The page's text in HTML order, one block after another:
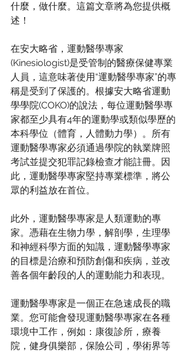
什麼，做什麼。這篇文章將為您提供概
述！
在安大略省，運動醫學專家
(Kinesiologist)是受管制的醫療保健專業
人員，這意味著使用“運動醫學專家”的專
稱是受到了保護的。根據安大略省運動
學學院(COKO)的說法，每位運動醫學專
家都至少具有4年的運動學或類似學歷的
本科學位（體育，人體動力學）。所有
運動醫學專家必須通過學院的執業牌照
考試並提交犯罪記錄檢查才能註冊。因
此，運動醫學專家堅持專業標準，將公
眾的利益放在首位。
此外，運動醫學專家是人類運動的專
家。憑藉在生物力學，解剖學，生理學
和神經科學方面的知識，運動醫學專家
的目標是治療和預防創傷和疾病，並改
善各個年齡段的人的運動能力和表現。
運動醫學專家是一個正在急速成長的職
業。您可能會發現運動醫學專家在各種
環境中工作，例如：康復診所，療養
院，健身俱樂部，保險公司，學術界等